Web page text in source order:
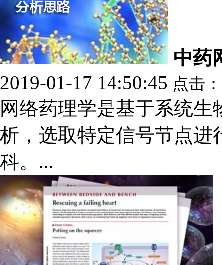
中药
2019-01-17 14:50:45 点击：
网络药理学是基于系统
析，选取特定信号节点进
科。...